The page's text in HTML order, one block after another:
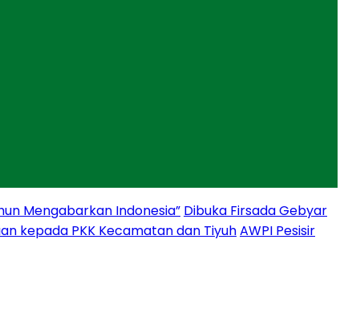
Mengabarkan Indonesia” Dibuka Firsada Gebyar
kepada PKK Kecamatan dan TiyuhAWPI Pesisir